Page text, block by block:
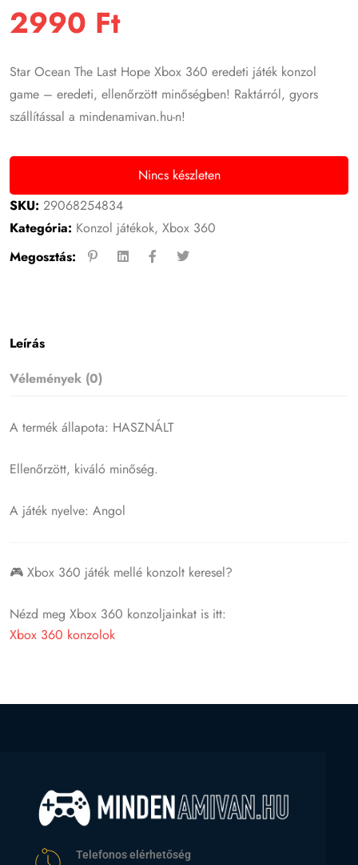
2990 Ft
Star Ocean The Last Hope Xbox 360 eredeti játék konzol
game – eredeti, ellenőrzött minőségben! Raktárról, gyors
szállítással a mindenamivan.hu-n!
Nincs készleten
SKU:29068254834
Kategória: Konzol játékok,Xbox 360
Megosztás:
Leírás
Vélemények (0)
A termék állapota: HASZNÁLT
Ellenőrzött, kiváló minőség.
A játék nyelve: Angol
🎮 Xbox 360 játék mellé konzolt keresel?
Nézd meg Xbox 360 konzoljainkat is itt:
Xbox 360 konzolok
Telefonos elérhetőség